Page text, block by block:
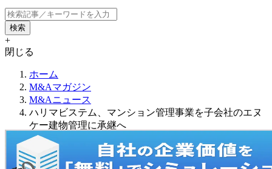
+
閉じる
ホーム
M&Aマガジン
M&Aニュース
ハリマビステム、マンション管理事業を子会社のエヌ
ケー建物管理に承継へ